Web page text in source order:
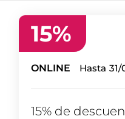
15%
ONLINE Hasta
15% de